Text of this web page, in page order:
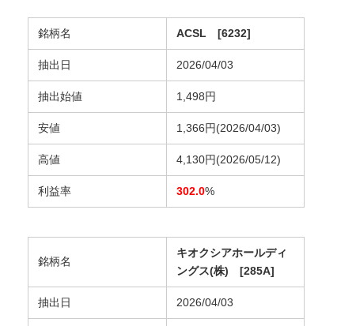
銘柄名 ACSL [6232]
抽出日 2026/04/03
抽出始値 1,498円
安値 1,366円(2026/04/03)
高値 4,130円(2026/05/12)
利益率 302.0%
銘柄名
キオクシアホールディ
ングス(株) [285A]
抽出日 2026/04/03